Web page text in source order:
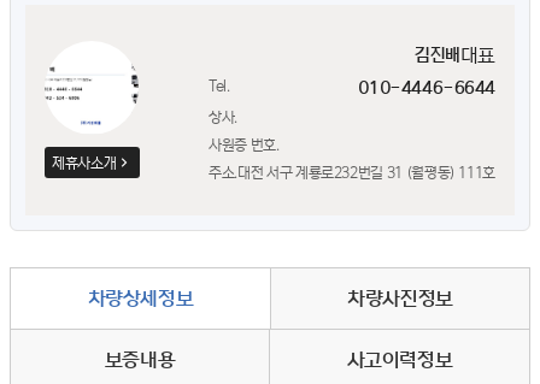
제휴사소개
김진배 대표
Tel. 010-4446-6644
상사.
사원증 번호.
주소. 대전 서구 계룡로232번길 31 (월평동) 111호
차량상세정보 차량사진정보
보증내용 사고이력정보